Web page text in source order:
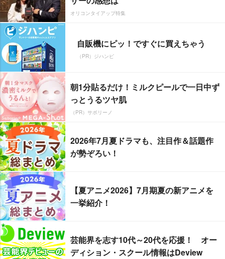
オリコンタイアップ特集
自販機にピッ！ですぐに買えちゃう
（PR）ジハンピ
朝1分貼るだけ！ミルクピールで一日中ず
っとうるツヤ肌
（PR）サボリーノ
2026年7月夏ドラマも、注目作＆話題作
が勢ぞろい！
【夏アニメ2026】7月期夏の新アニメを
一挙紹介！
芸能界を志す10代～20代を応援！ オー
ディション・スクール情報はDeview